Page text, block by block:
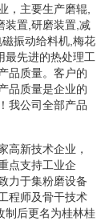
，主要生产磨辊,
装置,研磨装置,减
振动给料机,梅花
最先进的热处理工
品质量。客户的
品质量是企业的
我公司全部产品
高新技术企业，
点支持工业企
力于集粉磨设备
程师及骨干技术
制后更名为桂林桂